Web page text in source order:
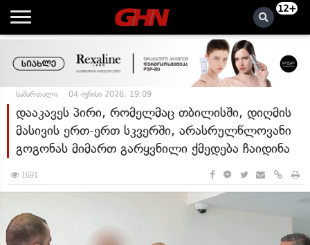
12+
სამართალი 04 ივნისი 2026, 19:09
დააკავეს პირი, რომელმაც თბილისში, დიღმის
მასივის ერთ-ერთ სკვერში, არასრულწლოვანი
გოგონას მიმართ გარყვნილი ქმედება ჩაიდინა
1691